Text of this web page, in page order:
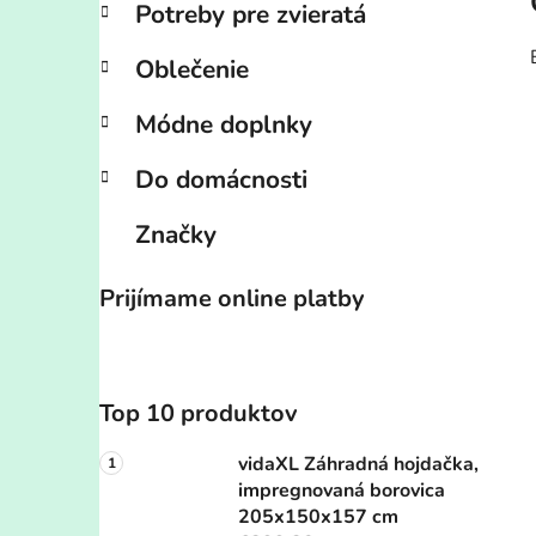
Potreby pre zvieratá
Oblečenie
Módne doplnky
Do domácnosti
Značky
Prijímame online platby
Top 10 produktov
vidaXL Záhradná hojdačka,
impregnovaná borovica
205x150x157 cm